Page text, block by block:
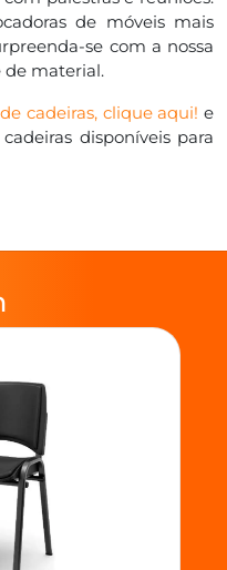
de móveis mais
se com a nossa
de material.
cadeiras, clique aqui! e
disponíveis para